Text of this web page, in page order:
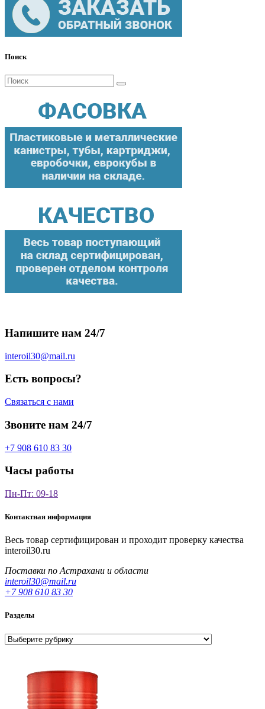
Поиск
Поиск
для:
Напишите нам 24/7
interoil30@mail.ru
Есть вопросы?
Связаться с нами
Звоните нам 24/7
+7 908 610 83 30
Часы работы
Пн-Пт: 09-18
Контактная информация
Весь товар сертифицирован и проходит проверку качества
interoil30.ru
Поставки по Астрахани и области
interoil30@mail.ru
+7 908 610 83 30
Разделы
Разделы